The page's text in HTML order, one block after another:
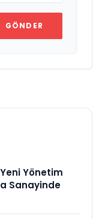
GÖNDER
Yönetim
Sanayinde